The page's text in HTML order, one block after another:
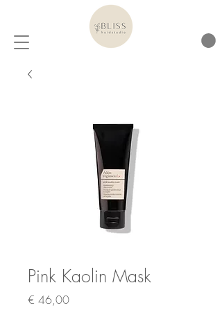
Pink Kaolin Mask
€ 46,00Prijs